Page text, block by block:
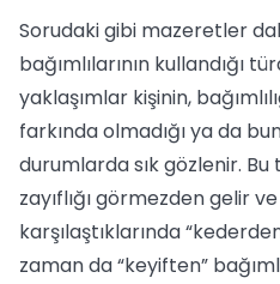
Sorudaki gibi mazeretler
bağımlılarının kullandığı
yaklaşımlar kişinin,
farkında olmadığı ya da
durumlarda sık gözlenir.
zayıflığı görmezden gelir
karşılaştıklarında
zaman da “keyiften”